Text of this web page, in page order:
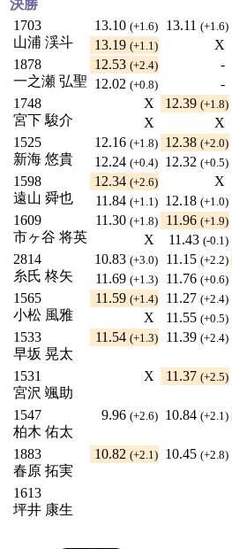
決勝
1703
山浦 渓斗
13.10 (+1.6) 13.11 (+1.6)
13.19 (+1.1) X
1878
一之瀬 弘聖
12.53 (+2.4) -
12.02 (+0.8) -
1748
宮下 駿介
X 12.39 (+1.8)
X X
1525
新海 悠貴
12.16 (+1.8) 12.38 (+2.0)
12.24 (+0.4) 12.32 (+0.5)
1598
遠山 舜也
12.34 (+2.6) X
11.84 (+1.1) 12.18 (+1.0)
1609
市ヶ谷 将英
11.30 (+1.8) 11.96 (+1.9)
X 11.43 (-0.1)
2814
糸氏 柊矢
10.83 (+3.0) 11.15 (+2.2)
11.69 (+1.3) 11.76 (+0.6)
1565
小松 風雅
11.59 (+1.4) 11.27 (+2.4)
X 11.55 (+0.5)
1533
早坂 晃太
11.54 (+1.3) 11.39 (+2.4)
1531
宮沢 颯助
X 11.37 (+2.5)
1547
柏木 佑太
9.96 (+2.6) 10.84 (+2.1)
1883
春原 拓実
10.82 (+2.1) 10.45 (+2.8)
1613
坪井 康生